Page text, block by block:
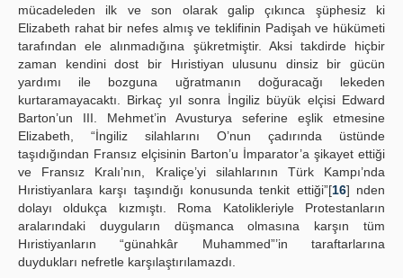
mücadeleden ilk ve son olarak galip çıkınca şüphesiz ki
Elizabeth rahat bir nefes almış ve teklifinin Padişah ve hükümeti
tarafından ele alınmadığına şükretmiştir. Aksi takdirde hiçbir
zaman kendini dost bir Hıristiyan ulusunu dinsiz bir gücün
yardımı ile bozguna uğratmanın doğuracağı lekeden
kurtaramayacaktı. Birkaç yıl sonra İngiliz büyük elçisi Edward
Barton’un III. Mehmet’in Avusturya seferine eşlik etmesine
Elizabeth, “İngiliz silahlarını O’nun çadırında üstünde
taşıdığından Fransız elçisinin Barton’u İmparator’a şikayet ettiği
ve Fransız Kralı’nın, Kraliçe’yi silahlarının Türk Kampı’nda
Hıristiyanlara karşı taşındığı konusunda tenkit ettiği”[16] nden
dolayı oldukça kızmıştı. Roma Katolikleriyle Protestanların
aralarındaki duyguların düşmanca olmasına karşın tüm
Hıristiyanların “günahkâr Muhammed”’in taraftarlarına
duydukları nefretle karşılaştırılamazdı.